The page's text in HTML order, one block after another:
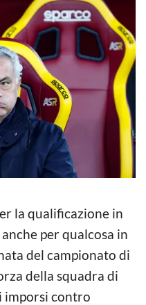
la qualificazione in
per qualcosa in
del campionato di
della squadra di
imporsi contro